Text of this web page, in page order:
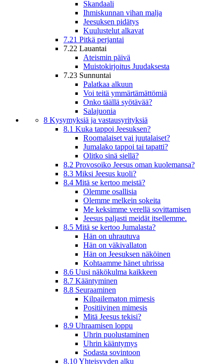
Skandaali
Ihmiskunnan vihan malja
Jeesuksen pidätys
Kuulustelut alkavat
7.21 Pitkä perjantai
7.22 Lauantai
Ateismin päivä
Muistokirjoitus Juudaksesta
7.23 Sunnuntai
Palatkaa alkuun
Voi teitä ymmärtämättömiä
Onko täällä syötävää?
Salajuonia
8 Kysymyksiä ja vastausyrityksiä
8.1 Kuka tappoi Jeesuksen?
Roomalaiset vai juutalaiset?
Jumalako tappoi tai tapatti?
Olitko sinä siellä?
8.2 Provosoiko Jeesus oman kuolemansa?
8.3 Miksi Jeesus kuoli?
8.4 Mitä se kertoo meistä?
Olemme osallisia
Olemme melkein sokeita
Me keksimme verellä sovittamisen
Jeesus paljasti meidät itsellemme.
8.5 Mitä se kertoo Jumalasta?
Hän on uhrautuva
Hän on väkivallaton
Hän on Jeesuksen näköinen
Kohtaamme hänet uhrissa
8.6 Uusi näkökulma kaikkeen
8.7 Kääntyminen
8.8 Seuraaminen
Kilpailematon mimesis
Positiivinen mimesis
Mitä Jeesus tekisi?
8.9 Uhraamisen loppu
Uhrin puolustaminen
Uhrin kääntymys
Sodasta sovintoon
8.10 Yhteisyyden alku